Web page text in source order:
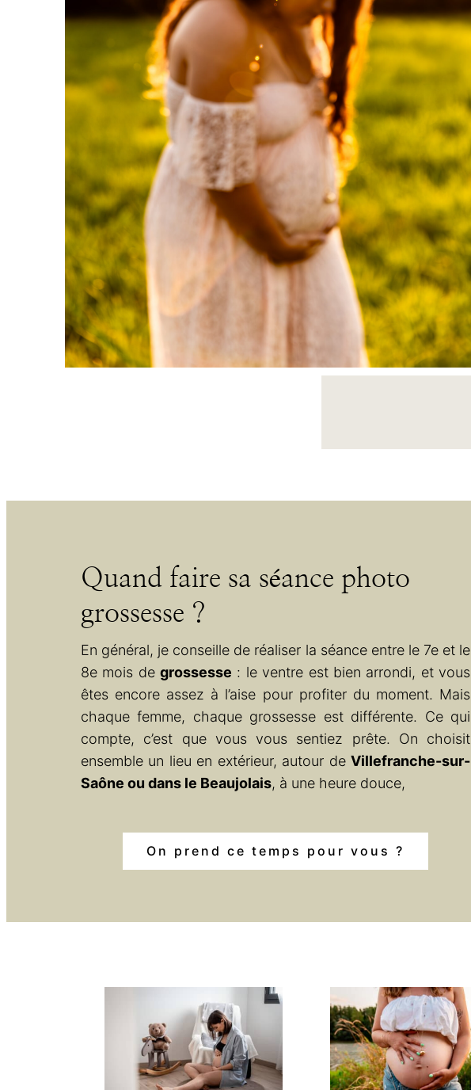
Quand faire sa séance photo
grossesse ?
En général, je conseille de réaliser la séance entre le 7e et le
8e mois degrossesse : le ventre est bien arrondi, et vous
êtes encore assez à l’aise pour profiter du moment. Mais
chaque femme, chaque grossesse est différente. Ce qui
compte, c’est que vous vous sentiez prête. On choisit
ensemble un lieu en extérieur, autour de Villefranche-sur-
Saône ou dans le Beaujolais, à une heure douce,
On prend ce temps pour vous ?